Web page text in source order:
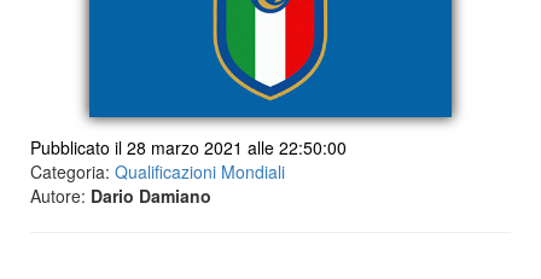
Pubblicato il 28 marzo 2021 alle 22:50:00
Categoria: Qualificazioni Mondiali
Autore: Dario Damiano